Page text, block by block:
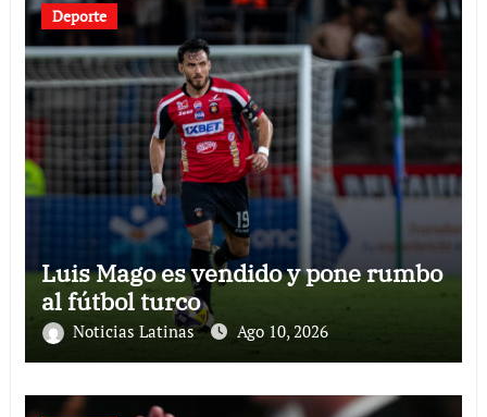
Deporte
Luis Mago es vendido y pone rumbo
al fútbol turco
Noticias Latinas Ago 10, 2026